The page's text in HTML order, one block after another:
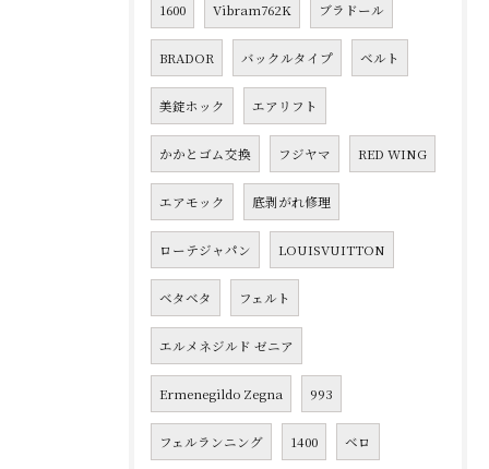
1600 Vibram762K ブラドール
BRADOR バックルタイプ ベルト
美錠ホック エアリフト
かかとゴム交換 フジヤマ RED WING
エアモック 底剥がれ修理
ローテジャパン LOUISVUITTON
ベタベタ フェルト
エルメネジルド ゼニア
Ermenegildo Zegna 993
フェルランニング 1400 ベロ